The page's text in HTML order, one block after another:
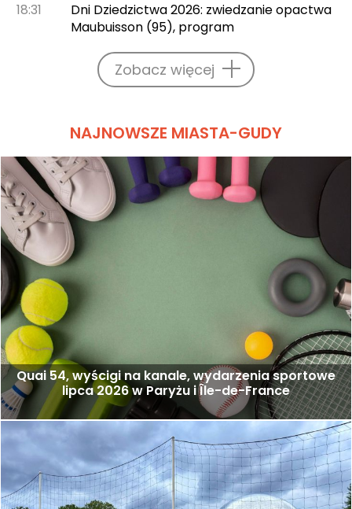
18:31
Dni Dziedzictwa 2026: zwiedzanie opactwa
Maubuisson (95), program
Zobacz więcej
NAJNOWSZE MIASTA-GUDY
Quai 54, wyścigi na kanale, wydarzenia sportowe
lipca 2026 w Paryżu i Île-de-France